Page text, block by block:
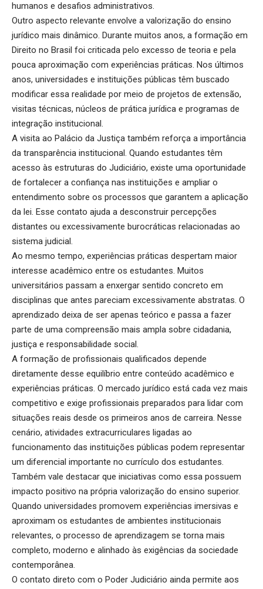
humanos e desafios administrativos.
Outro aspecto relevante envolve a valorização do ensino
jurídico mais dinâmico. Durante muitos anos, a formação em
Direito no Brasil foi criticada pelo excesso de teoria e pela
pouca aproximação com experiências práticas. Nos últimos
anos, universidades e instituições públicas têm buscado
modificar essa realidade por meio de projetos de extensão,
visitas técnicas, núcleos de prática jurídica e programas de
integração institucional.
A visita ao Palácio da Justiça também reforça a importância
da transparência institucional. Quando estudantes têm
acesso às estruturas do Judiciário, existe uma oportunidade
de fortalecer a confiança nas instituições e ampliar o
entendimento sobre os processos que garantem a aplicação
da lei. Esse contato ajuda a desconstruir percepções
distantes ou excessivamente burocráticas relacionadas ao
sistema judicial.
Ao mesmo tempo, experiências práticas despertam maior
interesse acadêmico entre os estudantes. Muitos
universitários passam a enxergar sentido concreto em
disciplinas que antes pareciam excessivamente abstratas. O
aprendizado deixa de ser apenas teórico e passa a fazer
parte de uma compreensão mais ampla sobre cidadania,
justiça e responsabilidade social.
A formação de profissionais qualificados depende
diretamente desse equilíbrio entre conteúdo acadêmico e
experiências práticas. O mercado jurídico está cada vez mais
competitivo e exige profissionais preparados para lidar com
situações reais desde os primeiros anos de carreira. Nesse
cenário, atividades extracurriculares ligadas ao
funcionamento das instituições públicas podem representar
um diferencial importante no currículo dos estudantes.
Também vale destacar que iniciativas como essa possuem
impacto positivo na própria valorização do ensino superior.
Quando universidades promovem experiências imersivas e
aproximam os estudantes de ambientes institucionais
relevantes, o processo de aprendizagem se torna mais
completo, moderno e alinhado às exigências da sociedade
contemporânea.
O contato direto com o Poder Judiciário ainda permite aos